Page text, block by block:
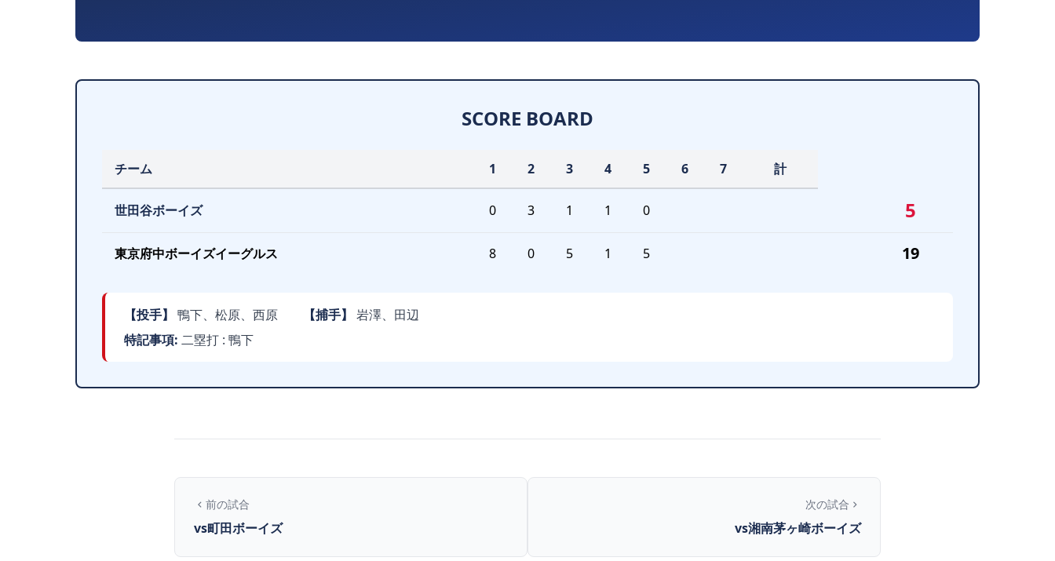
SCORE BOARD
チーム 1 2 3 4 5 6 7 計
世田谷ボーイズ 0 3 1 1 0 5
東京府中ボーイズイーグルス 8 0 5 1 5 19
【投手】 鴨下、松原、西原 【捕手】
岩澤、田辺
特記事項: 二塁打 : 鴨下
前の試合
vs町田ボーイズ
次の試合
vs湘南茅ヶ崎ボーイズ